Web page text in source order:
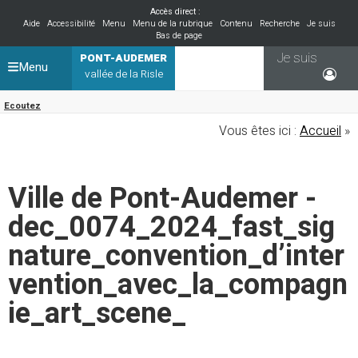
Accès direct :
Aide
Accessibilité Menu Menu de la rubrique Contenu Recherche
Je suis
Bas de page
PONT-AUDEMER
vallée de la Risle
Ecoutez
Je suis
Menu
Vous êtes ici : Accueil »
Ville de Pont-Audemer -
dec_0074_2024_fast_sig
nature_convention_d’inter
vention_avec_la_compagn
ie_art_scene_